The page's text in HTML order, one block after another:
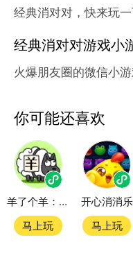
经典消对对，快来玩一
经典消对对游戏小
火爆朋友圈的微信小
应用宝为腾讯官方游
度精品小游戏。直接
经典消对对游戏小
官方授权，在电脑上
游戏
你可能还喜欢
羊了个羊：星球
马上玩
开心消消乐
马上玩